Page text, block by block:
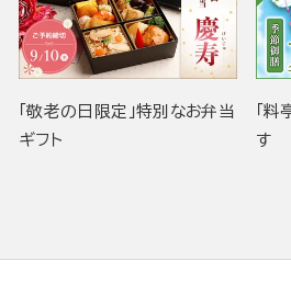
「敬老の日限定」特別なお弁当
ギフト
「
す